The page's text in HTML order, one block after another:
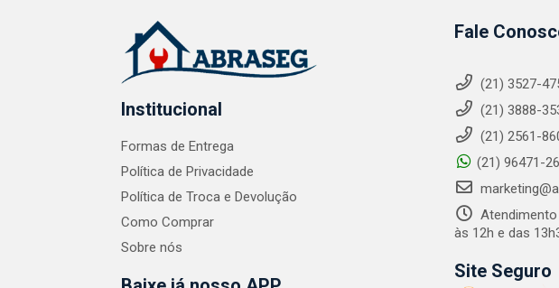
Institucional
Formas de Entrega
Política de Privacidade
Política de Troca e Devolução
Como Comprar
Sobre nós
Fale
(21) 3527-
(21) 3888-
(21) 2561-
(21) 96471-
às 12h e das
Site Seguro